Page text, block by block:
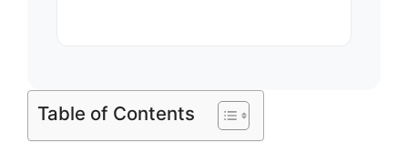
Table of Contents